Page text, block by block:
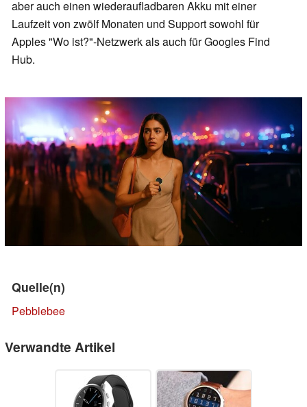
aber auch einen wiederaufladbaren Akku mit einer
Laufzeit von zwölf Monaten und Support sowohl für
Apples "Wo ist?"-Netzwerk als auch für Googles Find
Hub.
Quelle(n)
Pebblebee
Verwandte Artikel